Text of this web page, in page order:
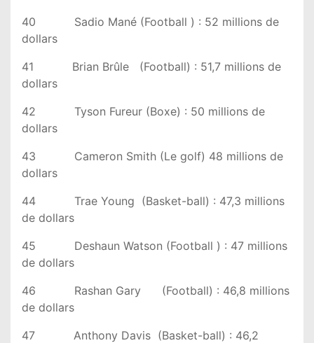
40 Sadio Mané (Football ) : 52 millions de
dollars
41 Brian Brûle (Football) : 51,7 millions de
dollars
42 Tyson Fureur (Boxe) : 50 millions de
dollars
43 Cameron Smith (Le golf) 48 millions de
dollars
44 Trae Young (Basket-ball) : 47,3 millions
de dollars
45 Deshaun Watson (Football ) : 47 millions
de dollars
46 Rashan Gary (Football) : 46,8 millions
de dollars
47 Anthony Davis (Basket-ball) : 46,2